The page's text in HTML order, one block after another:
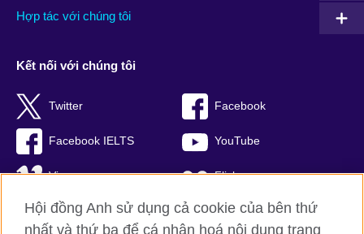
Hợp tác với chúng tôi
Kết nối với chúng tôi
Twitter Facebook
Facebook IELTS YouTube
Vimeo Flickr
RSS TikTok
Hội đồng Anh sử dụng cả cookie của bên thứ
nhất và thứ ba để cá nhân hoá nội dung trang